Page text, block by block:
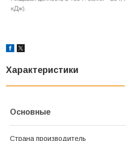
Характеристики
Основные
Страна производитель